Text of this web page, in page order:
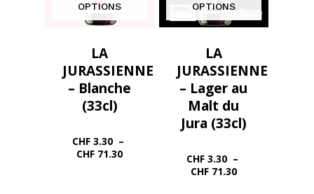
OPTIONS
LA
JURASSIENNE
– Blanche
(33cl)
CHF 3.30 –
CHF 71.30Plage
OPTIONS
LA
JURASSIENNE
– Lager au
Malt du
Jura (33cl)
CHF3.30 –
CHF71.30Plage